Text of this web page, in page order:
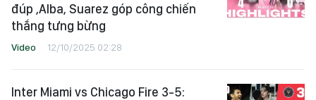
đúp ,Alba, Suarez góp công chiến
thắng tưng bừng
Video 12/10/2025 02:28
Inter Miami vs Chicago Fire 3-5: